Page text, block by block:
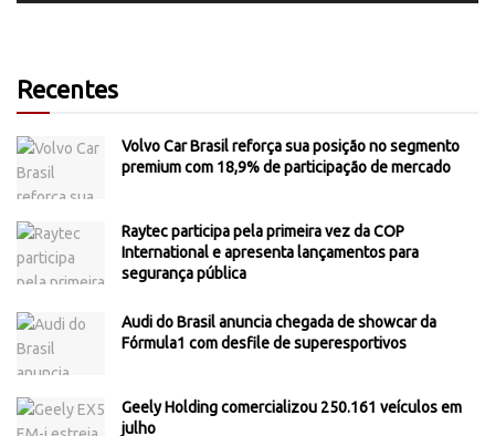
Recentes
Volvo Car Brasil reforça sua posição no segmento
premium com 18,9% de participação de mercado
Raytec participa pela primeira vez da COP
International e apresenta lançamentos para
segurança pública
Audi do Brasil anuncia chegada de showcar da
Fórmula1 com desfile de superesportivos
Geely Holding comercializou 250.161 veículos em
julho